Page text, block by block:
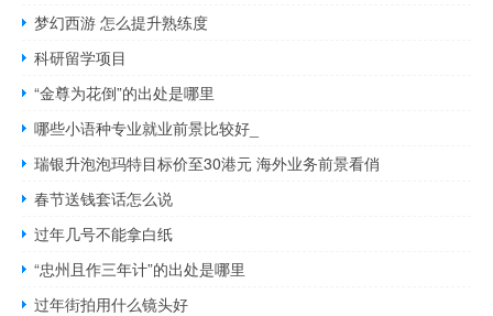
梦幻西游 怎么提升熟练度
科研留学项目
“金尊为花倒”的出处是哪里
哪些小语种专业就业前景比较好_
瑞银升泡泡玛特目标价至30港元 海外业务前景看俏
春节送钱套话怎么说
过年几号不能拿白纸
“忠州且作三年计”的出处是哪里
过年街拍用什么镜头好